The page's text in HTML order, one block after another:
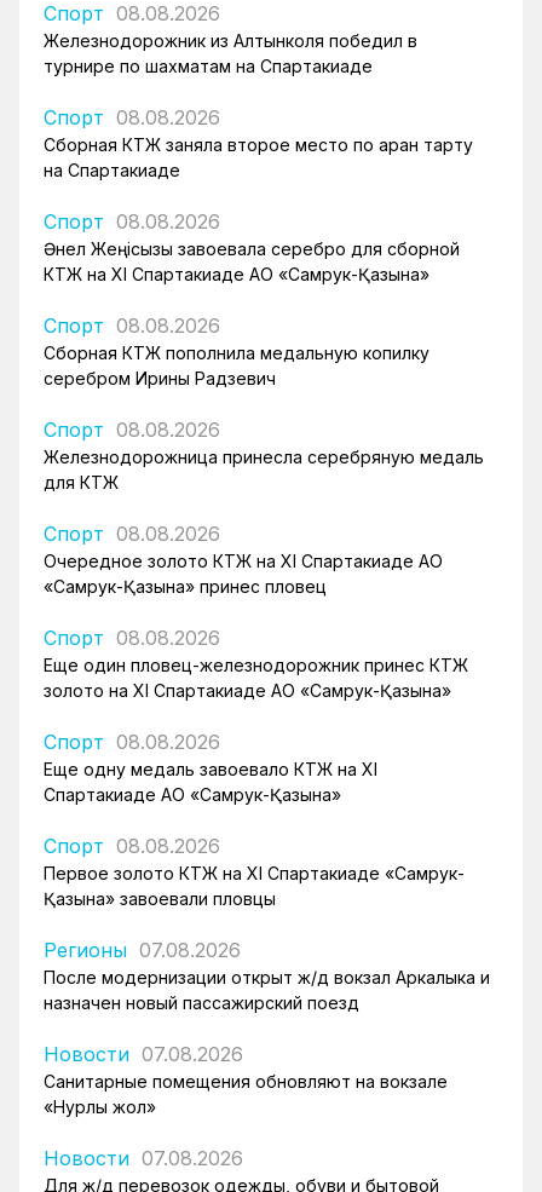
Спорт 08.08.2026
Железнодорожник из Алтынколя победил в
турнире по шахматам на Спартакиаде
Спорт 08.08.2026
Сборная КТЖ заняла второе место по арқан тарту
на Спартакиаде
Спорт 08.08.2026
Әнел Жеңісқызы завоевала серебро для сборной
КТЖ на XI Спартакиаде АО «Самрук-Қазына»
Спорт 08.08.2026
Сборная КТЖ пополнила медальную копилку
серебром Ирины Радзевич
Спорт 08.08.2026
Железнодорожница принесла серебряную медаль
для КТЖ
Спорт 08.08.2026
Очередное золото КТЖ на XI Спартакиаде АО
«Самрук-Қазына» принес пловец
Спорт 08.08.2026
Еще один пловец-железнодорожник принес КТЖ
золото на XI Спартакиаде АО «Самрук-Қазына»
Спорт 08.08.2026
Еще одну медаль завоевало КТЖ на XI
Спартакиаде АО «Самрук-Қазына»
Спорт 08.08.2026
Первое золото КТЖ на XI Спартакиаде «Самрук-
Қазына» завоевали пловцы
Регионы 07.08.2026
После модернизации открыт ж/д вокзал Аркалыка и
назначен новый пассажирский поезд
Новости 07.08.2026
Санитарные помещения обновляют на вокзале
«Нурлы жол»
Новости 07.08.2026
Для ж/д перевозок одежды, обуви и бытовой